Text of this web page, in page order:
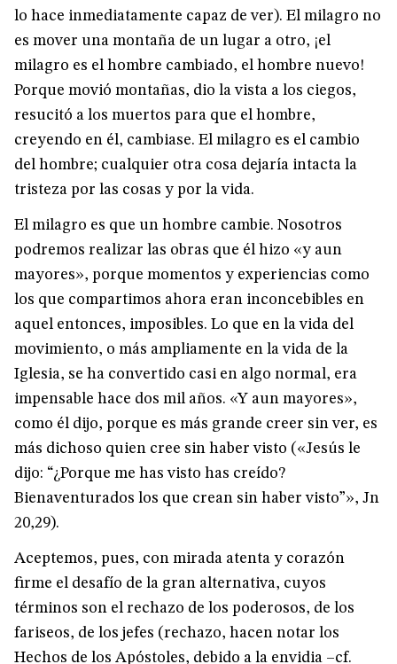
lo hace inmediatamente capaz de ver). El milagro no
es mover una montaña de un lugar a otro, ¡el
milagro es el hombre cambiado, el hombre nuevo!
Porque movió montañas, dio la vista a los ciegos,
resucitó a los muertos para que el hombre,
creyendo en él, cambiase. El milagro es el cambio
del hombre; cualquier otra cosa dejaría intacta la
tristeza por las cosas y por la vida.
El milagro es que un hombre cambie. Nosotros
podremos realizar las obras que él hizo «y aun
mayores», porque momentos y experiencias como
los que compartimos ahora eran inconcebibles en
aquel entonces, imposibles. Lo que en la vida del
movimiento, o más ampliamente en la vida de la
Iglesia, se ha convertido casi en algo normal, era
impensable hace dos mil años. «Y aun mayores»,
como él dijo, porque es más grande creer sin ver, es
más dichoso quien cree sin haber visto («Jesús le
dijo: “¿Porque me has visto has creído?
Bienaventurados los que crean sin haber visto”», Jn
20,29).
Aceptemos, pues, con mirada atenta y corazón
firme el desafío de la gran alternativa, cuyos
términos son el rechazo de los poderosos, de los
fariseos, de los jefes (rechazo, hacen notar los
Hechos de los Apóstoles, debido a la envidia –cf.